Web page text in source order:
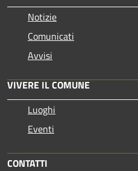
Notizie
Comunicati
Avvisi
VIVERE IL COMUNE
Luoghi
Eventi
CONTATTI